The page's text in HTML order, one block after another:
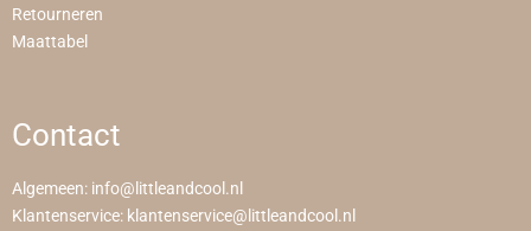
Retourneren
Maattabel
Contact
Algemeen: info@littleandcool.nl
Klantenservice: klantenservice@littleandcool.nl